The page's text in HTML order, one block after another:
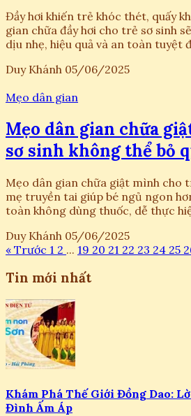
Đầy hơi khiến trẻ khóc thét, quấy
gian chữa đầy hơi cho trẻ sơ sinh
dịu nhẹ, hiệu quả và an toàn tuyệt
Duy Khánh 05/06/2025
Mẹo dân gian
Mẹo dân gian chữa
sơ sinh không thể bỏ
Mẹo dân gian chữa giật mình cho
mẹ truyền tai giúp bé ngủ ngon
toàn không dùng thuốc, dễ thực
Duy Khánh 05/06/2025
« Trước 1 2 ... 19 20 21 22 23 24 25
Tin mới nhất
Khám Phá Thế Giới Đồng Dao:
Đình Ấm Áp